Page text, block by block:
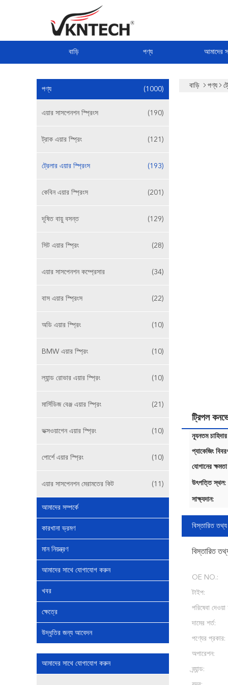
বাড়ি পণ্য আমাদের
পণ্য (1000)
এয়ার সাসপেনশন স্প্রিংস (190)
ট্রাক এয়ার স্প্রিং (121)
ট্রেলার এয়ার স্প্রিংস (193)
কেবিন এয়ার স্প্রিংস (201)
দূষিত বায়ু বসন্ত (129)
সিট এয়ার স্প্রিং (28)
এয়ার সাসপেনশন কম্প্রেসার (34)
বাস এয়ার স্প্রিংস (22)
অডি এয়ার স্প্রিং (10)
BMW এয়ার স্প্রিং (10)
ল্যান্ড রোভার এয়ার স্প্রিং (10)
মার্সিডিজ বেঞ্জ এয়ার স্প্রিং (21)
ভক্সওয়াগেন এয়ার স্প্রিং (10)
পোর্শে এয়ার স্প্রিং (10)
এয়ার সাসপেনশন মেরামতের কিট (11)
আমাদের সম্পর্কে
কারখানা ভ্রমণ
মান নিয়ন্ত্রণ
আমাদের সাথে যোগাযোগ করুন
খবর
ক্ষেত্রে
উদ্ধৃতির জন্য আবেদন
আমাদের সাথে যোগাযোগ করুন
বাড়ি পণ্য
ট্রিপল
ন্যূনতম
প্যাকেজিং
যোগানের
উৎপত্তি স্থল:
সাক্ষ্যদান:
বিস্তারিত তথ্য
বিস্তারিত
OE NO.:
টাইপ:
পরিষেবা দেওয়া
দামের শর্ত:
পণ্যের প্রকার:
অপারেশন:
ব্র্যান্ড: